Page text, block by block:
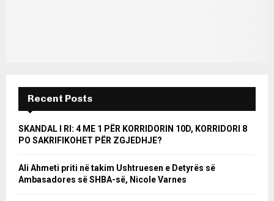
Recent Posts
SKANDAL I RI: 4 ME 1 PËR KORRIDORIN 10D, KORRIDORI 8
PO SAKRIFIKOHET PËR ZGJEDHJE?
Ali Ahmeti priti në takim Ushtruesen e Detyrës së
Ambasadores së SHBA-së, Nicole Varnes